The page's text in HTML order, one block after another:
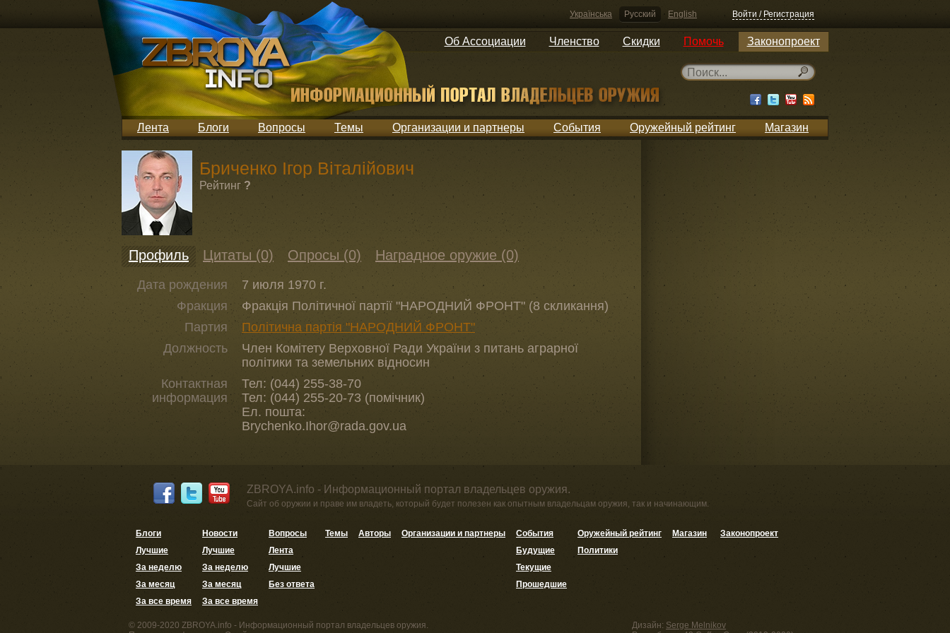
Українська Русский English Войти / Регистрация
Об Ассоциации Членство Скидки Помочь Законопроект
Лента Блоги Вопросы Темы Организации и партнеры События Оружейный рейтинг Магазин
Бриченко Ігор Віталійович
Рейтинг ?
Профиль Цитаты (0) Опросы (0) Наградное оружие (0)
Дата рождения
7 июля 1970 г.
Фракция
Фракція Політичної партії "НАРОДНИЙ ФРОНТ" (8 скликання)
Партия
Політична партія "НАРОДНИЙ ФРОНТ"
Должность
Член Комітету Верховної Ради України з питань аграрної
політики та земельних відносин
Контактная
информация
Тел: (044) 255-38-70
Тел: (044) 255-20-73 (помічник)
Ел. пошта:
Brychenko.Ihor@rada.gov.ua
ZBROYA.info - Информационный портал владельцев оружия.
Сайт об оружии и праве им владеть, который будет полезен как опытным владельцам оружия, так и начинающим.
Блоги
Лучшие
За неделю
За месяц
За все время
Новости
Лучшие
За неделю
За месяц
За все время
Вопросы
Лента
Лучшие
Без ответа
Темы Авторы Организации и партнеры
События
Будущие
Текущие
Прошедшие
Оружейный рейтинг
Политики
Магазин Законопроект
© 2009-2020 ZBROYA.info - Информационный портал владельцев оружия.
Дизайн: Serge Melnikov